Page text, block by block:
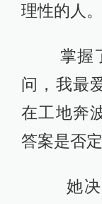
理性的人
掌握了
问，我最
在工地奔
答案是否定
她决定